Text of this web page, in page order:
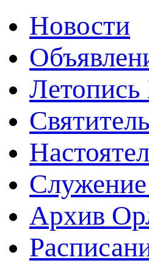
Новости
Архив